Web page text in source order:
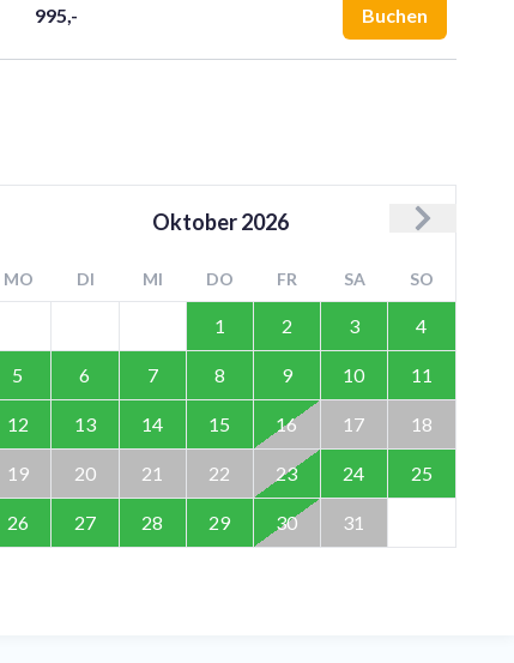
995,- Buchen
Oktober2026
MO DI MI DO FR SA SO
1 2 3 4
5 6 7 8 9 10 11
12 13 14 15 16 17 18
19 20 21 22 23 24 25
26 27 28 29 30 31